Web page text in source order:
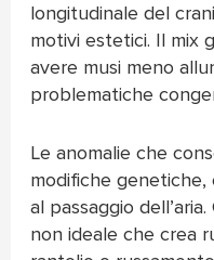
longitudinale del
motivi estetici. Il mix
avere musi meno
problematiche
Le anomalie che
modifiche genetiche,
al passaggio
non ideale che crea